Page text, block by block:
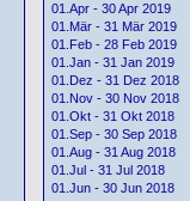
01.Apr - 30 Apr 2019
01.Mär - 31 Mär 2019
01.Feb - 28 Feb 2019
01.Jan - 31 Jan 2019
01.Dez - 31 Dez 2018
01.Nov - 30 Nov 2018
01.Okt - 31 Okt 2018
01.Sep - 30 Sep 2018
01.Aug - 31 Aug 2018
01.Jul - 31 Jul 2018
01.Jun - 30 Jun 2018